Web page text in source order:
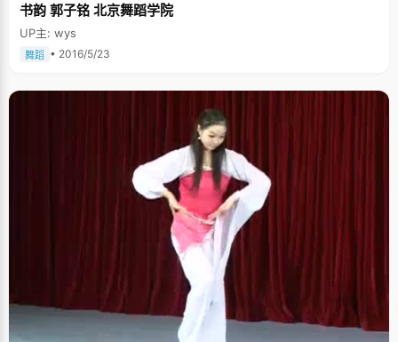
书韵 郭子铭 北京舞蹈学院
UP主: wys
舞蹈 • 2016/5/23